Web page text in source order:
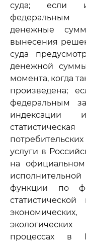
суда; если
федеральным
денежные
вынесения
суда
денежной
момента, когда
произведена;
федеральным
индексации
услуги в
на
функции по
процессах в